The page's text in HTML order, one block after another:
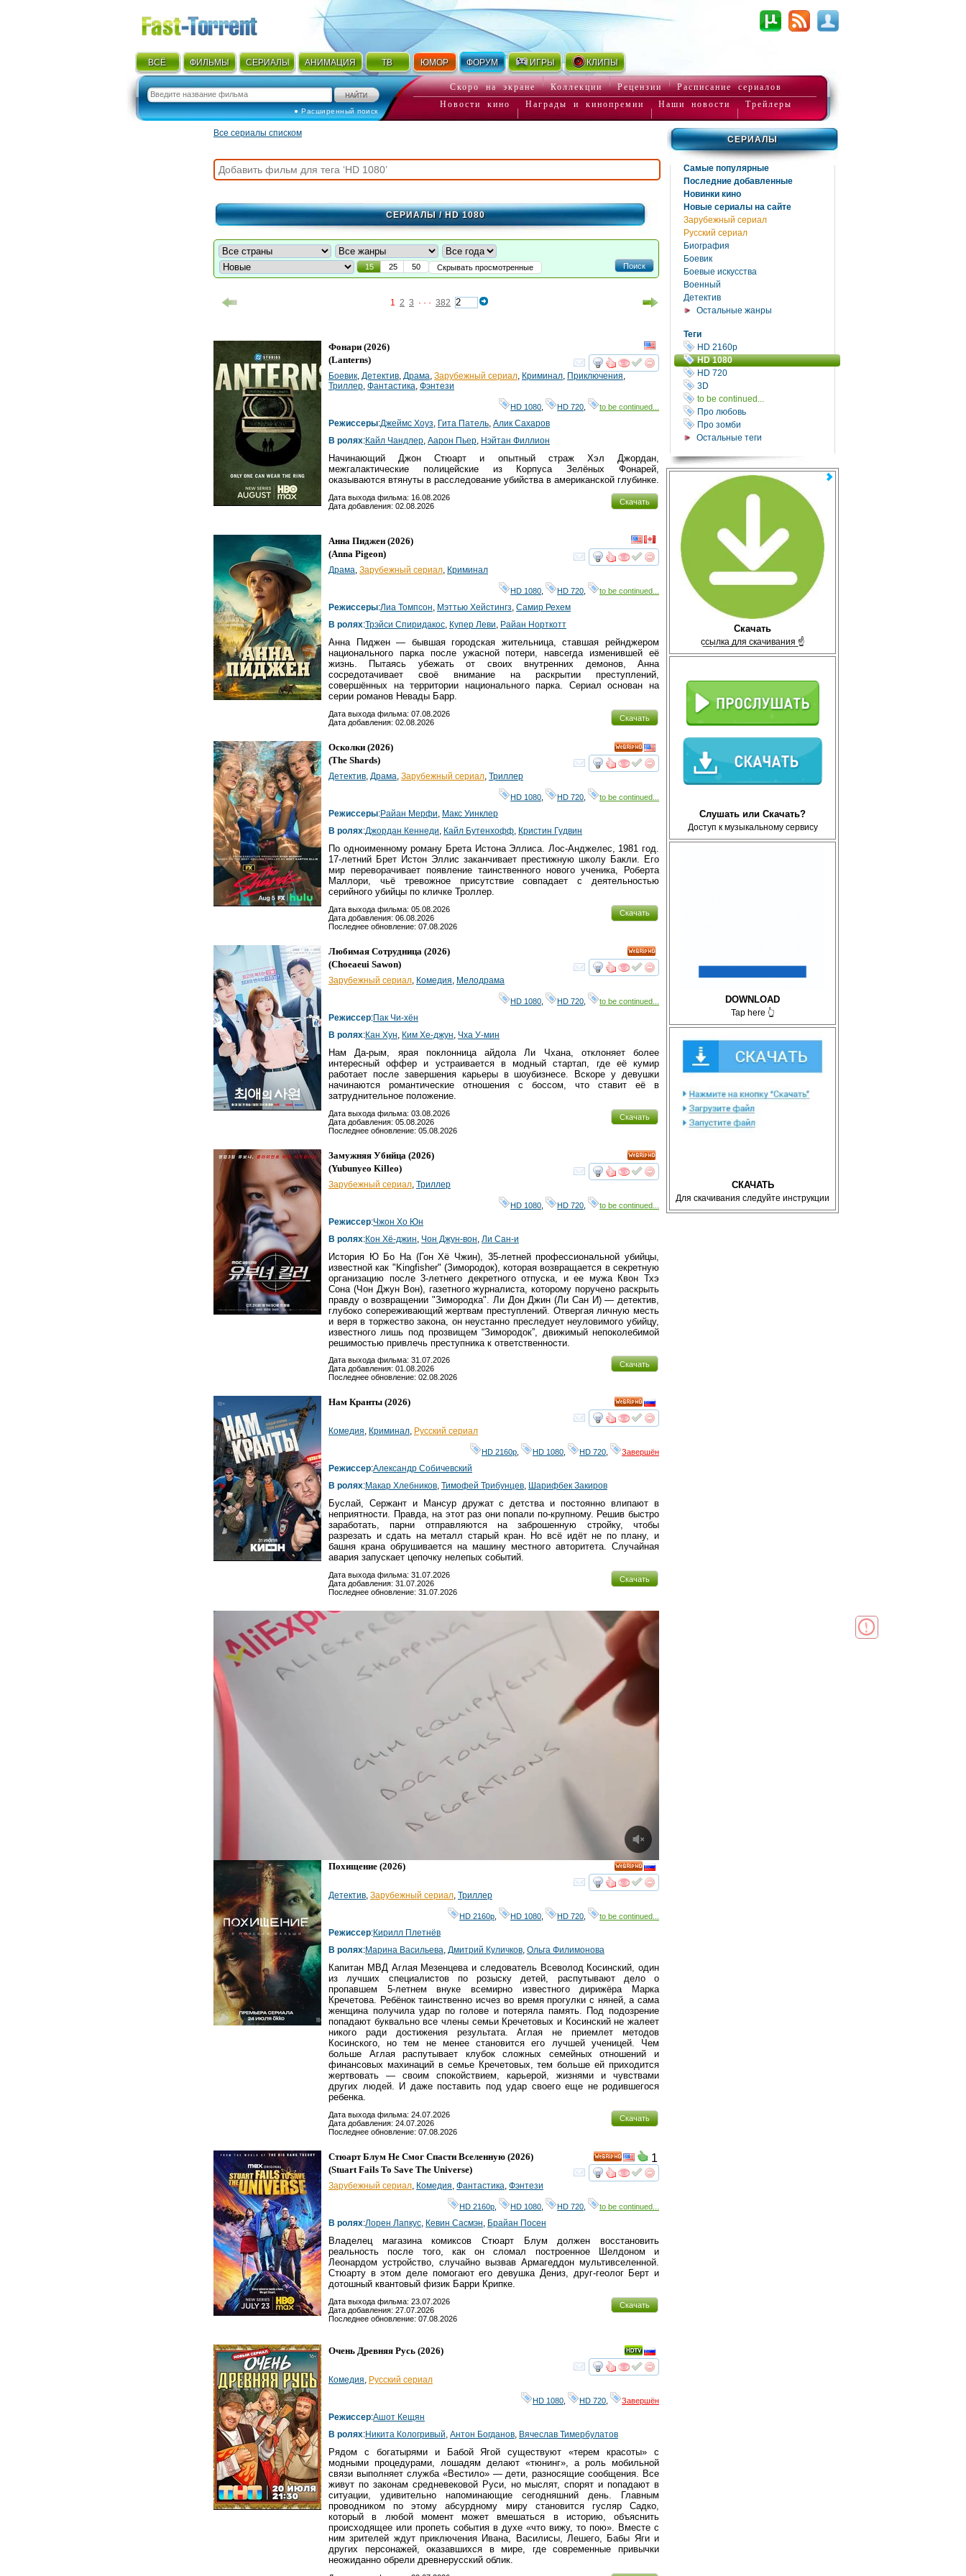
ВСЁ ФИЛЬМЫ СЕРИАЛЫ АНИМАЦИЯ ТВ ЮМОР ФОРУМ ИГРЫ КЛИПЫ
● Расширенный поиск
Скоро на экране Коллекции Рецензии
Расписание сериалов
Новости кино
Награды и кинопремии Наши новости Трейлеры
СЕРИАЛЫ
Самые популярные
Последние добавленные
Новинки кино
Новые сериалы на сайте
Зарубежный сериал
Русский сериал
Биография
Боевик
Боевые искусства
Военный
Детектив
Остальные жанры
Теги
HD 2160р
HD 1080
HD 720
3D
to be continued...
Про любовь
Про зомби
Остальные теги
Скачать
с̲с̲ы̲л̲к̲а̲ ̲д̲л̲я̲ ̲с̲к̲а̲ч̲и̲в̲а̲н̲и̲я̲ ☝
Слушать или Скачать?
Доступ к музыкальному сервису
DOWNLOAD
Tap here 👆
СКАЧАТЬ
Для скачивания следуйте инструкции
Все сериалы списком
СЕРИАЛЫ/ HD 1080
Поиск
15 25 50 Скрывать просмотренные
1 2 3 · · · 382
смотретьинтересует
Фонари (2026)
(Lanterns)
Боевик, Детектив, Драма, Зарубежный сериал, Криминал, Приключения,
Триллер, Фантастика, Фэнтези
HD 1080 HD 720 to be continued...
Режиссеры:Джеймс Хоуз, Гита Патель, Алик Сахаров
В ролях:Кайл Чандлер, Аарон Пьер, Нэйтан Филлион
Начинающий Джон Стюарт и опытный страж Хэл Джордан,
межгалактические полицейские из Корпуса Зелёных Фонарей,
оказываются втянуты в расследование убийства в американской глубинке.
Скачать
Дата выхода фильма: 16.08.2026
Дата добавления: 02.08.2026
смотретьинтересует
Анна Пиджен (2026)
(Anna Pigeon)
Драма, Зарубежный сериал, Криминал
HD 1080 HD 720 to be continued...
Режиссеры:Лиа Томпсон, Мэттью Хейстингз, Самир Рехем
В ролях:Трэйси Спиридакос, Купер Леви, Райан Норткотт
Анна Пиджен — бывшая городская жительница, ставшая рейнджером
национального парка после ужасной потери, навсегда изменившей её
жизнь. Пытаясь убежать от своих внутренних демонов, Анна
сосредотачивает своё внимание на раскрытии преступлений,
совершённых на территории национального парка. Сериал основан на
серии романов Невады Барр.
Скачать
Дата выхода фильма: 07.08.2026
Дата добавления: 02.08.2026
смотретьинтересует
HD
Осколки (2026)
(The Shards)
Детектив, Драма, Зарубежный сериал, Триллер
HD 1080 HD 720 to be continued...
Режиссеры:Райан Мерфи, Макс Уинклер
В ролях:Джордан Кеннеди, Кайл Бутенхофф, Кристин Гудвин
По одноименному роману Брета Истона Эллиса. Лос-Анджелес, 1981 год.
17-летний Брет Истон Эллис заканчивает престижную школу Бакли. Его
мир переворачивает появление таинственного нового ученика, Роберта
Маллори, чьё тревожное присутствие совпадает с деятельностью
серийного убийцы по кличке Троллер.
Скачать
Дата выхода фильма: 05.08.2026
Дата добавления: 06.08.2026
Последнее обновление: 07.08.2026
смотретьинтересует
HD
Любимая Сотрудница (2026)
(Choeaeui Sawon)
Зарубежный сериал, Комедия, Мелодрама
HD 1080 HD 720 to be continued...
Режиссер:Пак Чи-хён
В ролях:Кан Хун, Ким Хе-джун, Чха У-мин
Нам Да-рым, ярая поклонница айдола Ли Чхана, отклоняет более
интересный оффер и устраивается в модный стартап, где её кумир
работает после завершения карьеры в шоубизнесе. Вскоре у девушки
начинаются романтические отношения с боссом, что ставит её в
затруднительное положение.
Скачать
Дата выхода фильма: 03.08.2026
Дата добавления: 05.08.2026
Последнее обновление: 05.08.2026
смотретьинтересует
HD
Замужняя Убийца (2026)
(Yubunyeo Killeo)
Зарубежный сериал Триллер
HD 1080 HD 720 to be continued...
Режиссер:Чжон Хо Юн
В ролях:Кон Хё-джин Чон Джун-вон Ли Сан-и
История Ю Бо На (Гон Хё Чжин), 35-летней профессиональной убийцы,
известной как "Kingfisher" (Зимородок), которая возвращается в секретную
организацию после 3-летнего декретного отпуска, и ее мужа Квон Тхэ
Сона (Чон Джун Вон), газетного журналиста, которому поручено раскрыть
правду о возвращении "Зимородка". Ли Дон Джин (Ли Сан И) — детектив,
глубоко сопереживающий жертвам преступлений. Отвергая личную месть
и веря в торжество закона, он неустанно преследует неуловимого убийцу,
известного лишь под прозвищем “Зимородок”, движимый непоколебимой
решимостью привлечь преступника к ответственности.
Скачать
Дата выхода фильма: 31.07.2026
Дата добавления: 01.08.2026
Последнее обновление: 02.08.2026
смотретьинтересует
HD
Нам Кранты (2026)
Комедия, Криминал, Русский сериал
HD 2160р, HD 1080, HD 720, Завершён
Режиссер:Александр Собичевский
В ролях:Макар Хлебников, Тимофей Трибунцев, Шарифбек Закиров
Буслай, Сержант и Мансур дружат с детства и постоянно влипают в
неприятности. Правда, на этот раз они попали по-крупному. Решив быстро
заработать, парни отправляются на заброшенную стройку, чтобы
разрезать и сдать на металл старый кран. Но всё идёт не по плану, и
башня крана обрушивается на машину местного авторитета. Случайная
авария запускает цепочку нелепых событий.
Скачать
Дата выхода фильма: 31.07.2026
Дата добавления: 31.07.2026
Последнее обновление: 31.07.2026
смотретьинтересует
HD
Похищение (2026)
Детектив, Зарубежный сериал, Триллер
HD 2160р HD 1080 HD 720 to be continued...
Режиссер:Кирилл Плетнёв
В ролях:Марина Васильева, Дмитрий Куличков, Ольга Филимонова
Капитан МВД Аглая Мезенцева и следователь Всеволод Косинский, один
из лучших специалистов по розыску детей, распутывают дело о
пропавшем 5-летнем внуке всемирно известного дирижёра Марка
Кречетова. Ребёнок таинственно исчез во время прогулки с няней, а сама
женщина получила удар по голове и потеряла память. Под подозрение
попадают буквально все члены семьи Кречетовых и Косинский не жалеет
никого ради достижения результата. Аглая не приемлет методов
Косинского, но тем не менее становится его лучшей ученицей. Чем
больше Аглая распутывает клубок сложных семейных отношений и
финансовых махинаций в семье Кречетовых, тем больше ей приходится
жертвовать — своим спокойствием, карьерой, жизнями и чувствами
других людей. И даже поставить под удар своего еще не родившегося
ребенка.
Скачать
Дата выхода фильма: 24.07.2026
Дата добавления: 24.07.2026
Последнее обновление: 07.08.2026
смотретьинтересует
HD
1
Стюарт Блум Не Смог Спасти Вселенную (2026)
(Stuart Fails To Save The Universe)
Зарубежный сериал, Комедия, Фантастика, Фэнтези
HD 2160р HD 1080 HD 720 to be continued...
В ролях:Лорен Лапкус, Кевин Сасмэн, Брайан Посен
Владелец магазина комиксов Стюарт Блум должен восстановить
реальность после того, как он сломал построенное Шелдоном и
Леонардом устройство, случайно вызвав Армагеддон мультивселенной.
Стюарту в этом деле помогают его девушка Дениз, друг-геолог Берт и
дотошный квантовый физик Барри Крипке.
Скачать
Дата выхода фильма: 23.07.2026
Дата добавления: 27.07.2026
Последнее обновление: 07.08.2026
смотретьинтересует
Очень Древняя Русь (2026)
Комедия, Русский сериал
HD 1080 HD 720 Завершён
Режиссер:Ашот Кещян
В ролях:Никита Кологривый, Антон Богданов, Вячеслав Тимербулатов
Рядом с богатырями и Бабой Ягой существуют «терем красоты» с
модными процедурами, лошадям делают «тюнинг», а роль мобильной
связи выполняет служба «Вестило» — дети, разносящие сообщения. Все
живут по законам средневековой Руси, но мыслят, спорят и попадают в
ситуации, удивительно напоминающие сегодняшний день. Главным
проводником по этому абсурдному миру становится гусляр Садко,
который в любой момент может вмешаться в историю, объяснить
происходящее или пропеть события в духе «что вижу, то пою». Вместе с
ним зрителей ждут приключения Ивана, Василисы, Лешего, Бабы Яги и
других персонажей, оказавшихся в мире, где современные привычки
неожиданно обрели древнерусский облик.